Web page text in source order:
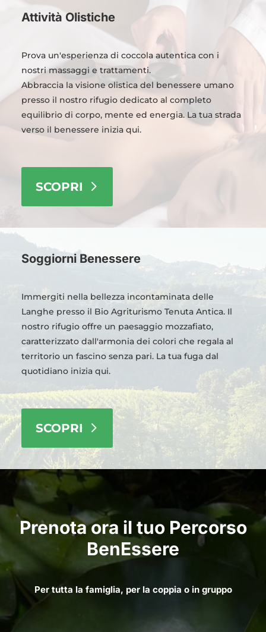
Attività Olistiche
Prova un'esperienza di coccola autentica con i
nostri massaggi e trattamenti.
Abbraccia la visione olistica del benessere umano
presso il nostro rifugio dedicato al completo
equilibrio di corpo, mente ed energia. La tua strada
verso il benessere inizia qui.
SCOPRI
Soggiorni Benessere
Immergiti nella bellezza incontaminata delle
Langhe presso il Bio Agriturismo Tenuta Antica. Il
nostro rifugio offre un paesaggio mozzafiato,
caratterizzato dall'armonia dei colori che regala al
territorio un fascino senza pari. La tua fuga dal
quotidiano inizia qui.
SCOPRI
Prenota ora il tuo Percorso
BenEssere
Per tutta la famiglia, per la coppia o in gruppo